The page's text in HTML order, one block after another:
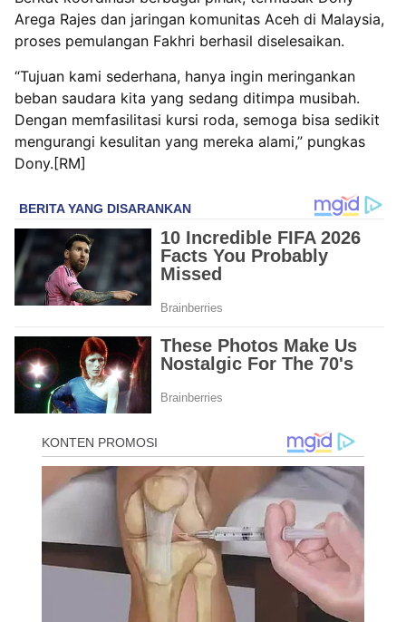
Arega Rajes dan jaringan komunitas Aceh di Malaysia,
proses pemulangan Fakhri berhasil diselesaikan.
“Tujuan kami sederhana, hanya ingin meringankan
beban saudara kita yang sedang ditimpa musibah.
Dengan memfasilitasi kursi roda, semoga bisa sedikit
mengurangi kesulitan yang mereka alami,” pungkas
Dony.[RM]